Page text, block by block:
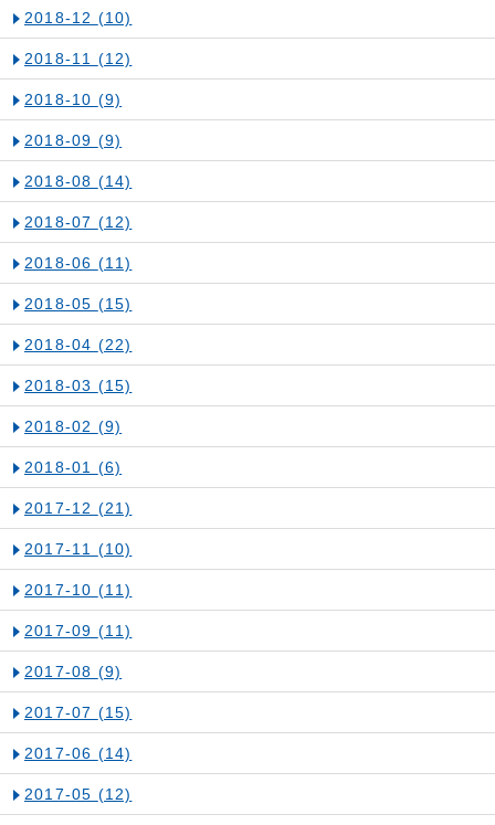
2018-12 (10)
2018-11 (12)
2018-10 (9)
2018-09 (9)
2018-08 (14)
2018-07 (12)
2018-06 (11)
2018-05 (15)
2018-04 (22)
2018-03 (15)
2018-02 (9)
2018-01 (6)
2017-12 (21)
2017-11 (10)
2017-10 (11)
2017-09 (11)
2017-08 (9)
2017-07 (15)
2017-06 (14)
2017-05 (12)